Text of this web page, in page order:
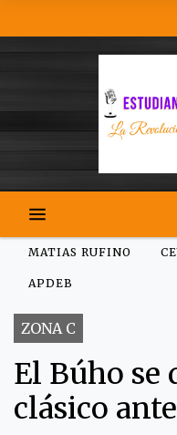
MATIAS RUFINO
APDEB
ZONA C
El Búho se
clásico